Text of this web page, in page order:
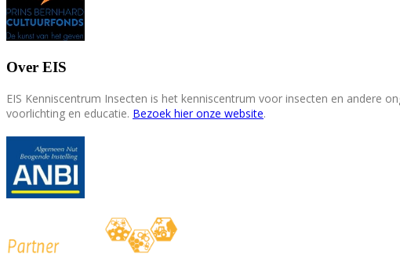
Over EIS
EIS Kenniscentrum Insecten is het kenniscentrum voor insecten en andere
voorlichting en educatie. Bezoek hier onze website.